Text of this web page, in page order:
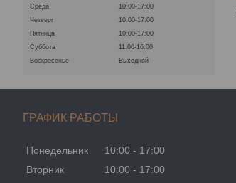
Среда
10:00-17:00
Четверг
10:00-17:00
Пятница
10:00-17:00
Суббота
11:00-16:00
Воскресенье
Выходной
ГРАФИК РАБОТЫ
Понедельник 10:00
17:00
Вторник
10:00 17:00